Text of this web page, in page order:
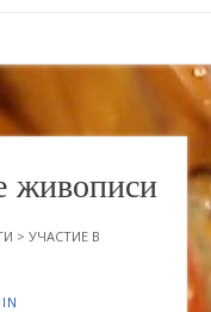
живописи
> УЧАСТИЕ В